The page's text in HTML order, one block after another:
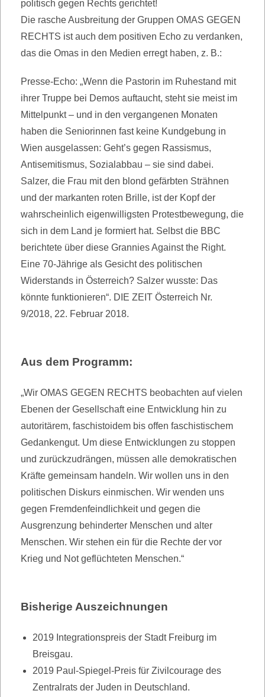
politisch gegen Rechts gerichtet!
Die rasche Ausbreitung der Gruppen OMAS GEGEN
RECHTS ist auch dem positiven Echo zu verdanken,
das die Omas in den Medien erregt haben, z. B.:
Presse-Echo: „Wenn die Pastorin im Ruhestand mit
ihrer Truppe bei Demos auftaucht, steht sie meist im
Mittelpunkt – und in den vergangenen Monaten
haben die Seniorinnen fast keine Kundgebung in
Wien ausgelassen: Geht’s gegen Rassismus,
Antisemitismus, Sozialabbau – sie sind dabei.
Salzer, die Frau mit den blond gefärbten Strähnen
und der markanten roten Brille, ist der Kopf der
wahrscheinlich eigenwilligsten Protestbewegung, die
sich in dem Land je formiert hat. Selbst die BBC
berichtete über diese Grannies Against the Right.
Eine 70-Jährige als Gesicht des politischen
Widerstands in Österreich? Salzer wusste: Das
könnte funktionieren“. DIE ZEIT Österreich Nr.
9/2018, 22. Februar 2018.
Aus dem Programm:
„Wir OMAS GEGEN RECHTS beobachten auf vielen
Ebenen der Gesellschaft eine Entwicklung hin zu
autoritärem, faschistoidem bis offen faschistischem
Gedankengut. Um diese Entwicklungen zu stoppen
und zurückzudrängen, müssen alle demokratischen
Kräfte gemeinsam handeln. Wir wollen uns in den
politischen Diskurs einmischen. Wir wenden uns
gegen Fremdenfeindlichkeit und gegen die
Ausgrenzung behinderter Menschen und alter
Menschen. Wir stehen ein für die Rechte der vor
Krieg und Not geflüchteten Menschen.“
Bisherige Auszeichnungen
2019 Integrationspreis der Stadt Freiburg im
Breisgau.
2019 Paul-Spiegel-Preis für Zivilcourage des
Zentralrats der Juden in Deutschland.